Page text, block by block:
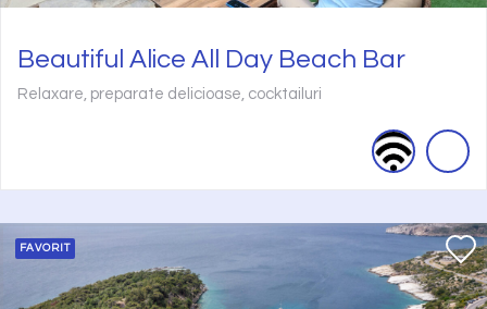
Beautiful Alice All Day Beach Bar
Relaxare, preparate delicioase, cocktailuri
FAVORIT